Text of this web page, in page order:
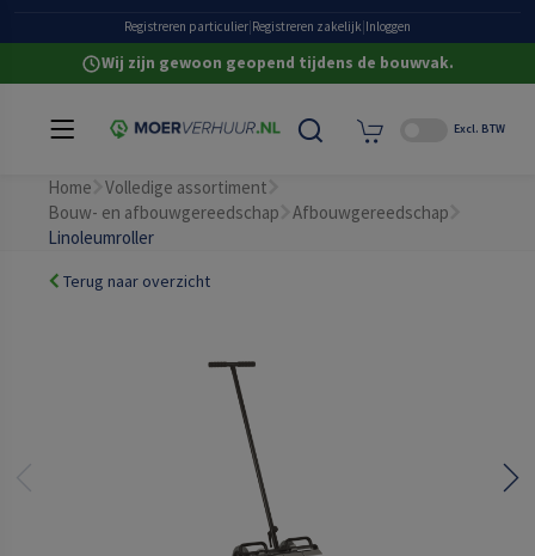
Grote eigen voorraadRegistreren particulier Registreren zakelijk Inloggen
Wij zijn gewoon geopend tijdens de bouwvak.
Excl. BTW
Home
Volledige assortiment
Bouw- en afbouwgereedschap
Afbouwgereedschap
Linoleumroller
Terug naar overzicht